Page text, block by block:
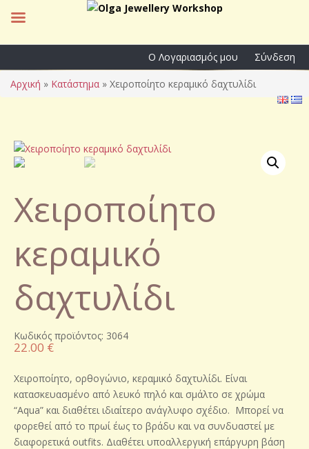
Ο Λογαριασμός μου Σύνδεση
Αρχική » Κατάστημα » Χειροποίητο κεραμικό δαχτυλίδι
Χειροποίητο
κεραμικό
δαχτυλίδι
Κωδικός προϊόντος: 3064
22.00 €
Χειροποίητο, ορθογώνιο, κεραμικό δαχτυλίδι. Είναι
κατασκευασμένο από λευκό πηλό και σμάλτο σε χρώμα
“Aqua” και διαθέτει ιδιαίτερο ανάγλυφο σχέδιο. Μπορεί να
φορεθεί από το πρωί έως το βράδυ και να συνδυαστεί με
διαφορετικά outfits. Διαθέτει υποαλλεργική επάργυρη βάση